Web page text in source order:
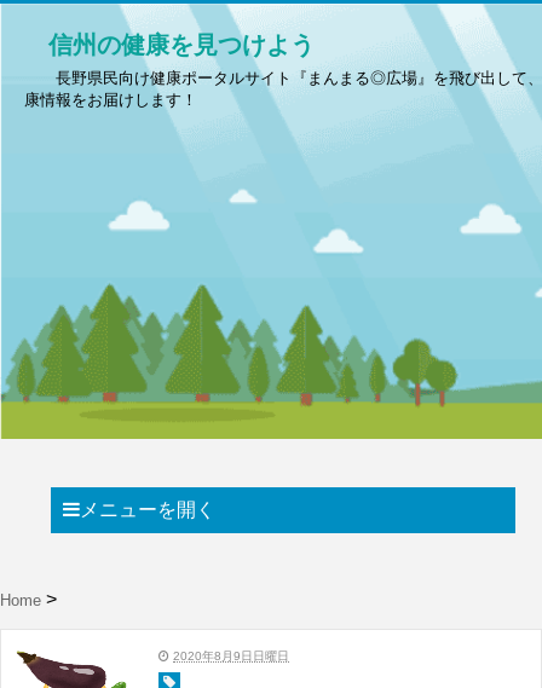
信州の健康を見つけよう
長野県民向け健康ポータルサイト『まんまる◎広場』を飛び出して
康情報をお届けします！
メニューを開く
Home
2020年8月9日日曜日